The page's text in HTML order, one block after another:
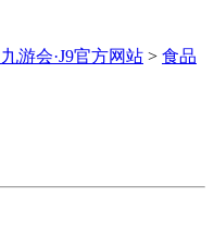
九游会·J9官方网站 > 食品